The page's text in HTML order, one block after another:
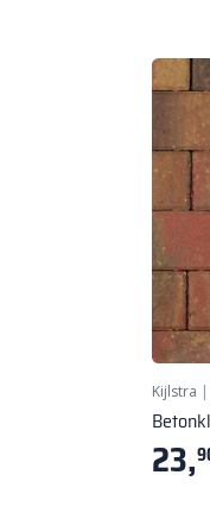
Kijlstra |
23,